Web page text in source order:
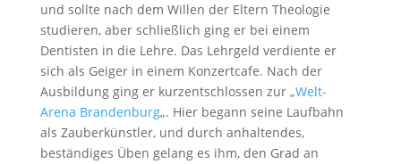
und sollte nach dem Willen der Eltern Theologie
studieren, aber schließlich ging er bei einem
Dentisten in die Lehre. Das Lehrgeld verdiente er
sich als Geiger in einem Konzertcafe. Nach der
Ausbildung ging er kurzentschlossen zur „Welt-
Arena Brandenburg„. Hier begann seine Laufbahn
als Zauberkünstler, und durch anhaltendes,
beständiges Üben gelang es ihm, den Grad an